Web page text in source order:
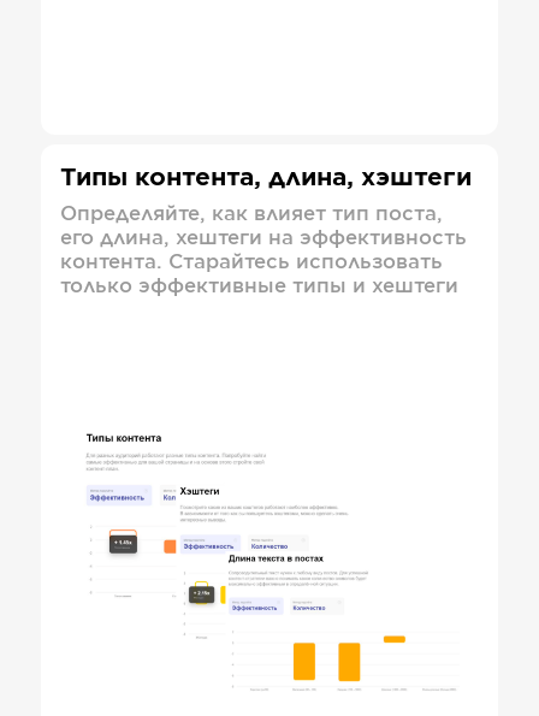
Типы контента, длина, хэштеги
Определяйте, как влияет тип поста,
его длина, хештеги на эффективность
контента. Старайтесь использовать
только эффективные типы и хештеги